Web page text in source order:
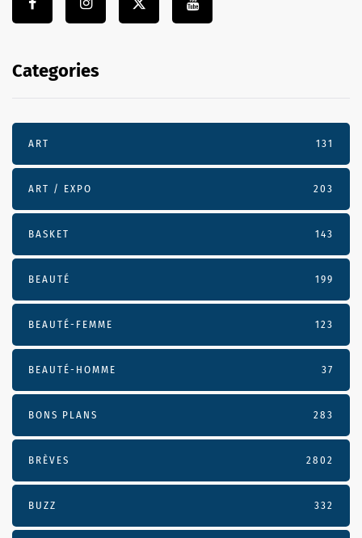
Categories
ART 131
ART / EXPO 203
BASKET 143
BEAUTÉ 199
BEAUTÉ-FEMME 123
BEAUTÉ-HOMME 37
BONS PLANS 283
BRÈVES 2802
BUZZ 332